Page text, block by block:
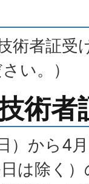
術者証受
い。）
術者
）から4
は除く